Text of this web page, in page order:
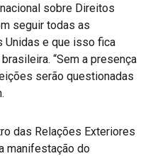
sobre Direitos
seguir todas as
e que isso fica
“Sem a presença
serão questionadas
das Relações Exteriores
manifestação do